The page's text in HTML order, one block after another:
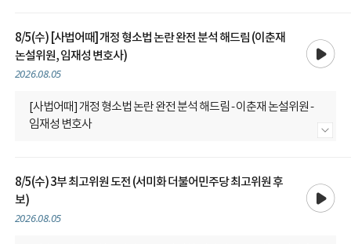
명당’, 택배기사에 내준 아파트 - 더 막내작가
8/5(수) [사법어때] 개정 형소법 논란 완전 분석 해드림 (이춘재
논설위원, 임재성 변호사)
2026.08.05
[사법어때] 개정 형소법 논란 완전 분석 해드림 - 이춘재 논설위원 -
임재성 변호사
8/5(수) 3부 최고위원 도전 (서미화 더불어민주당 최고위원 후
보)
2026.08.05